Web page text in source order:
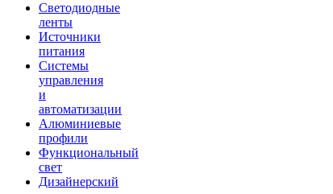
Светодиодные
ленты
Источники
питания
Системы
управления
и
автоматизации
Алюминиевые
профили
Функциональный
свет
Дизайнерский